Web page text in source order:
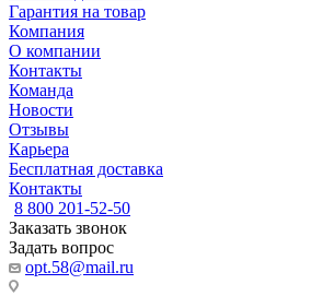
Гарантия на товар
Компания
О компании
Контакты
Команда
Новости
Отзывы
Карьера
Бесплатная доставка
Контакты
8 800 201-52-50
Заказать звонок
Задать вопрос
opt.58@mail.ru